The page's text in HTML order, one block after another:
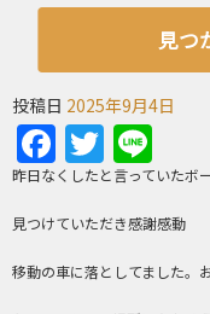
見つ
投稿日 2025年9月4日
Facebook
Twitter
昨日なくしたと言っていたボ
見つけていただき感謝感動
移動の車に落としてました。